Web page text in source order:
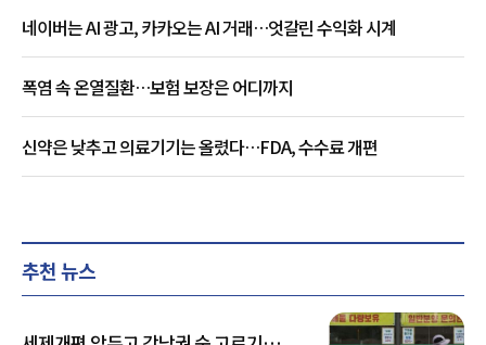
네이버는 AI 광고, 카카오는 AI 거래…엇갈린 수익화 시계
폭염 속 온열질환…보험 보장은 어디까지
신약은 낮추고 의료기기는 올렸다…FDA, 수수료 개편
추천 뉴스